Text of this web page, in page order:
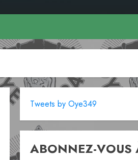
Tweets by Oye349
ABONNEZ-VOUS